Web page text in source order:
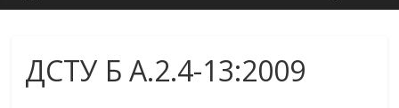
ДСТУ Б А.2.4-13:2009